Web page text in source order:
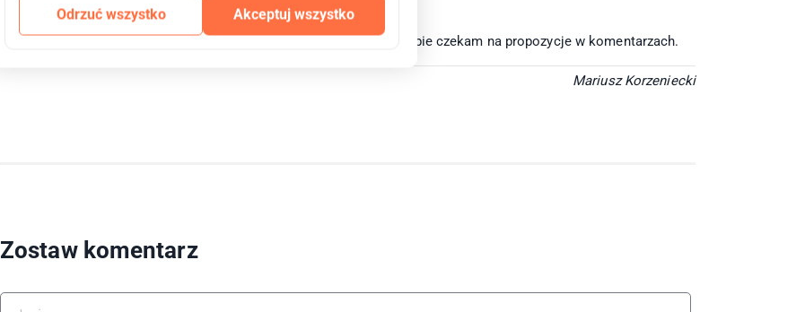
Jeśli macie inne pomysły na zoptymalizowanie tego elementu w sklepie czekam na propozycje w komentarzach.
Mariusz Korzeniecki
Zostaw komentarz
Odrzuć wszystko Akceptuj wszystko